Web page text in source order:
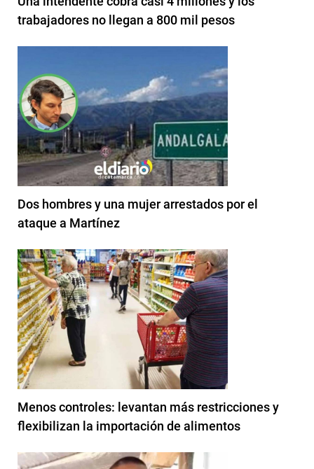
trabajadores no llegan a 800 mil pesos
Dos hombres y una mujer arrestados por el
ataque a Martínez
Menos controles: levantan más restricciones y
flexibilizan la importación de alimentos